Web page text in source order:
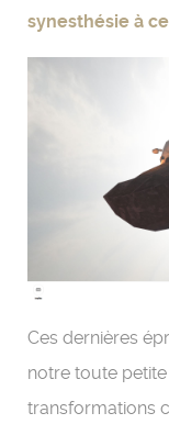
synesthésie à
Ces dernières
notre toute
transformations